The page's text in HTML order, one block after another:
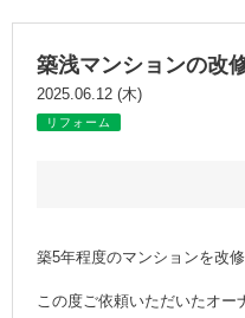
築浅マンションの
2025.06.12 (木)
リフォーム
築5年程度のマンションを改
この度ご依頼いただいたオー